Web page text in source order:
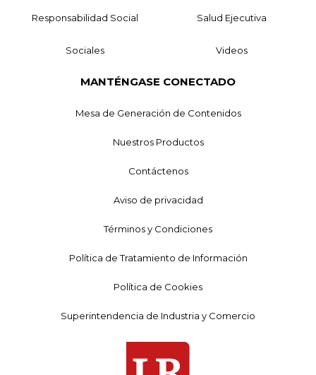
Responsabilidad Social Salud Ejecutiva
Sociales Videos
MANTÉNGASE CONECTADO
Mesa de Generación de Contenidos
Nuestros Productos
Contáctenos
Aviso de privacidad
Términos y Condiciones
Política de Tratamiento de Información
Política de Cookies
Superintendencia de Industria y Comercio